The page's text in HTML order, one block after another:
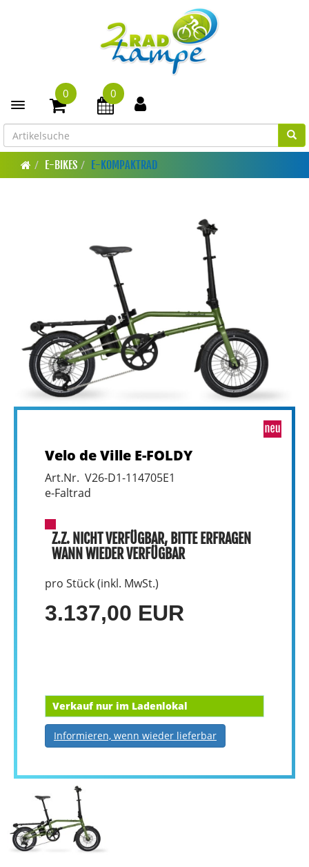
Toggle navigation
0 0
E-BIKES E-KOMPAKTRAD
Velo de Ville E-FOLDY
Art.Nr. V26-D1-114705E1
e-Faltrad
Z.Z. NICHT VERFÜGBAR, BITTE ERFRAGEN
WANN WIEDER VERFÜGBAR
pro Stück (inkl. MwSt.)
3.137,00 EUR
Verkauf nur im Ladenlokal
Informieren, wenn wieder lieferbar